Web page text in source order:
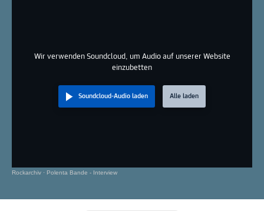
Wir verwenden Soundcloud, um Audio auf unserer Website
einzubetten
Soundcloud-Audio laden Alle laden
Rockarchiv · Polenta Bande - Interview